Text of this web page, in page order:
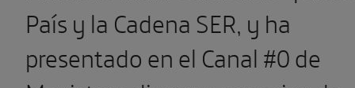
País y la Cadena SER, y ha
presentado en el Canal #0 de